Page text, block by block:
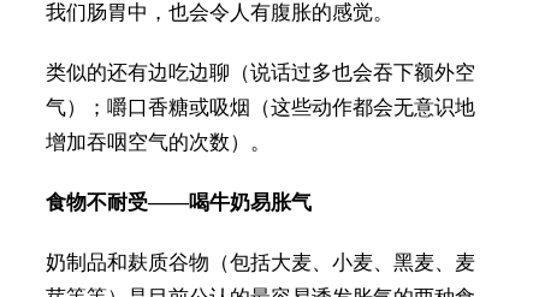
我们肠胃中，也会令人有腹胀的感觉。
类似的还有边吃边聊（说话过多也会吞下额外空
气）；嚼口香糖或吸烟（这些动作都会无意识地
增加吞咽空气的次数）。
食物不耐受——喝牛奶易胀气
奶制品和麸质谷物（包括大麦、小麦、黑麦、麦